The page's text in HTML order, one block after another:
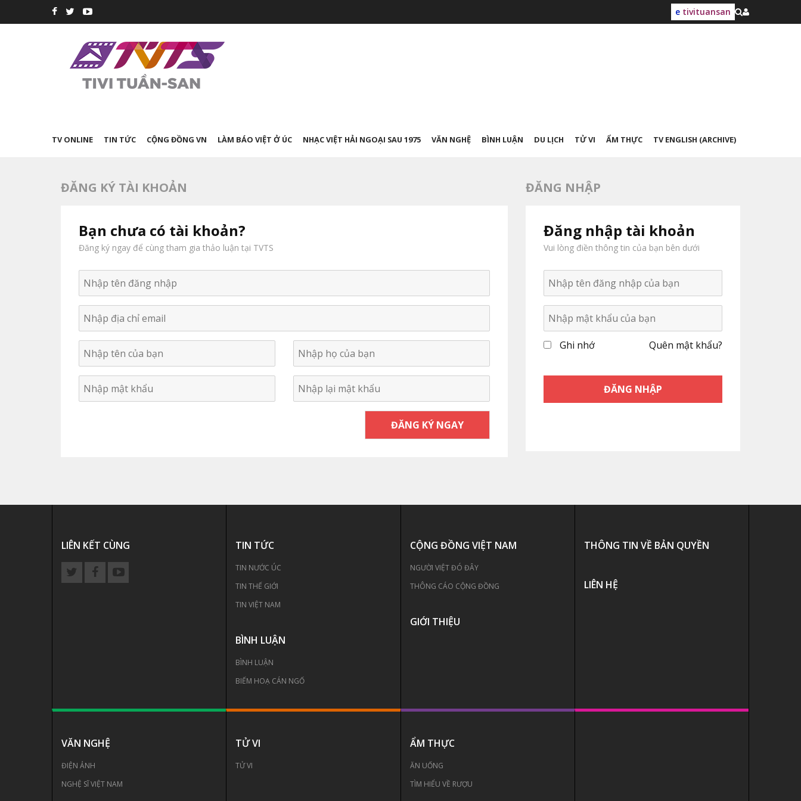
e tivituansan
TV ONLINE TIN TỨC CỘNG ĐỒNG VN LÀM BÁO VIỆT Ở ÚC NHẠC VIỆT HẢI NGOẠI SAU 1975 VĂN NGHỆ BÌNH LUẬN DU LỊCH TỬ VI ẨM THỰC TV ENGLISH (ARCHIVE)
ĐĂNG KÝ TÀI KHOẢN
Bạn chưa có tài khoản?
Đăng ký ngay để cùng tham gia thảo luận tại TVTS
ĐĂNG KÝ NGAY
ĐĂNG NHẬP
Đăng nhập tài khoản
Vui lòng điền thông tin của bạn bên dưới
Ghi nhớ Quên mật khẩu?
LIÊN KẾT CÙNG TIN TỨC
TIN NƯỚC ÚC
TIN THẾ GIỚI
TIN VIỆT NAM
BÌNH LUẬN
BÌNH LUẬN
BIẾM HOẠ CÁN NGỐ
CỘNG ĐỒNG VIỆT NAM
NGƯỜI VIỆT ĐÓ ĐÂY
THÔNG CÁO CỘNG ĐỒNG
GIỚI THIỆU
THÔNG TIN VỀ BẢN QUYỀN
LIÊN HỆ
VĂN NGHỆ
ĐIỆN ẢNH
NGHỆ SĨ VIỆT NAM
TỬ VI
TỬ VI
ẨM THỰC
ĂN UỐNG
TÌM HIỂU VỀ RƯỢU